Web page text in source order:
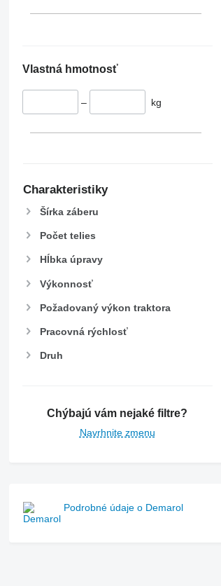
Vlastná hmotnosť
– kg
Charakteristiky
Šírka záberu
Počet telies
Hĺbka úpravy
Výkonnosť
Požadovaný výkon traktora
Pracovná rýchlosť
Druh
Chýbajú vám nejaké filtre?
Navrhnite zmenu
Podrobné údaje o Demarol